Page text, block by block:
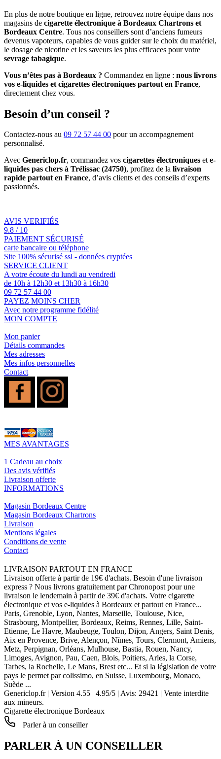
En plus de notre boutique en ligne, retrouvez notre équipe dans nos
magasins de cigarette électronique à Bordeaux Chartrons et
Bordeaux Centre. Tous nos conseillers sont d’anciens fumeurs
devenus vapoteurs, capables de vous guider sur le choix du matériel,
le dosage de nicotine et les saveurs les plus efficaces pour votre
sevrage tabagique.
Vous n’êtes pas à Bordeaux ? Commandez en ligne : nous livrons
vos e-liquides et cigarettes électroniques partout en France,
directement chez vous.
Besoin d’un conseil ?
Contactez-nous au 09 72 57 44 00 pour un accompagnement
personnalisé.
Avec Genericlop.fr, commandez vos cigarettes électroniques ete-
liquides pas chers à Trélissac (24750), profitez de la livraison
rapide partout en France, d’avis clients et des conseils d’experts
passionnés.
AVIS VERIFIÉS
9.8 / 10
PAIEMENT SÉCURISÉ
carte bancaire ou téléphone
Site 100% sécurisé ssl - données cryptées
SERVICE CLIENT
A votre écoute du lundi au vendredi
de 10h à 12h30 et 13h30 à 16h30
09 72 57 44 00
PAYEZ MOINS CHER
Avec notre programme fidélité
MON COMPTE
Mon panier
Détails commandes
Mes adresses
Mes infos personnelles
Contact
MES AVANTAGES
1 Cadeau au choix
Des avis vérifiés
Livraison offerte
INFORMATIONS
Magasin Bordeaux Centre
Magasin Bordeaux Chartrons
Livraison
Mentions légales
Conditions de vente
Contact
LIVRAISON PARTOUT EN FRANCE
Livraison offerte à partir de 19€ d'achats. Besoin d'une livraison
express ? Nous livrons gratuitement par Chronopost pour une
livraison le lendemain à partir de 39€ d'achats. Votre cigarette
électronique et vos e-liquides à Bordeaux et partout en France...
Paris, Grenoble, Lyon, Nantes, Marseille, Toulouse, Nice,
Strasbourg, Montpellier, Bordeaux, Reims, Rennes, Lille, Saint-
Etienne, Le Havre, Maubeuge, Toulon, Dijon, Angers, Saint Denis,
Aix en Provence, Brive, Alençon, Nîmes, Tours, Clermont, Amiens,
Metz, Perpignan, Orléans, Mulhouse, Bastia, Rouen, Nancy,
Limoges, Avignon, Pau, Caen, Blois, Poitiers, Arles, la Corse,
Tarbes, la Rochelle, Le Mans, Brest etc... Et si la législation de votre
pays le permet par colissimo, en Suisse, Luxembourg, Monaco,
Suède ...
Genericlop.fr| Version 4.55 | 4.95/5 | Avis: 29421 | Vente interdite
aux mineurs.
Cigarette électronique Bordeaux
Parler à un conseiller
PARLER À UN CONSEILLER